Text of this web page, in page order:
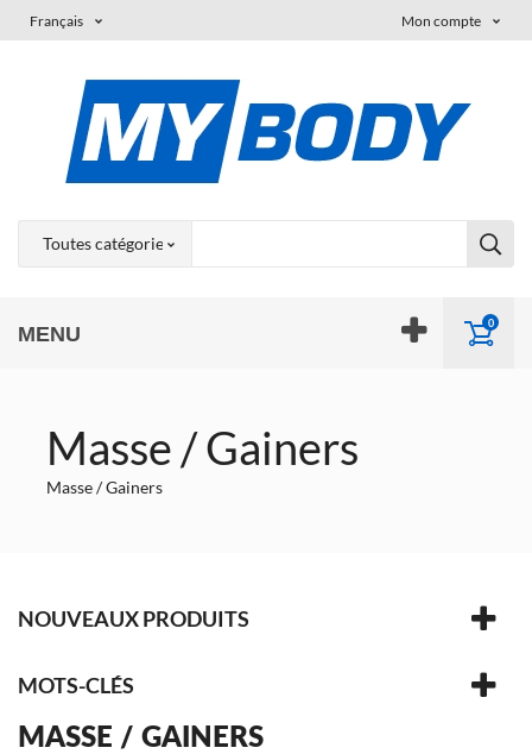
Mon compte
Français
MENU 0
Masse / Gainers
Masse / Gainers
NOUVEAUX PRODUITS
MOTS-CLÉS
MASSE / GAINERS